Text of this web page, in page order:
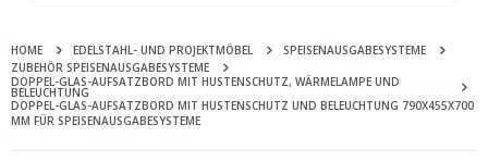
HOME EDELSTAHL- UND PROJEKTMÖBEL
SPEISENAUSGABESYSTEME
ZUBEHÖR SPEISENAUSGABESYSTEME
DOPPEL-GLAS-AUFSATZBORD MIT HUSTENSCHUTZ, WÄRMELAMPE UND
BELEUCHTUNG
DOPPEL-GLAS-AUFSATZBORD MIT HUSTENSCHUTZ UND BELEUCHTUNG 790X455X700
MM FÜR SPEISENAUSGABESYSTEME